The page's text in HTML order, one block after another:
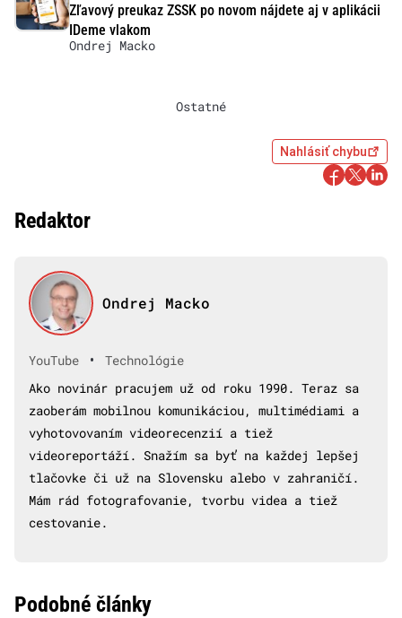
Zľavový preukaz ZSSK po novom nájdete aj v aplikácii
IDeme vlakom
Ondrej Macko
Ostatné
Nahlásiť chybu
Redaktor
Ondrej Macko
YouTube •
Technológie
Ako novinár pracujem už od roku 1990. Teraz sa
zaoberám mobilnou komunikáciou, multimédiami a
vyhotovovaním videorecenzií a tiež
videoreportáží. Snažím sa byť na každej lepšej
tlačovke či už na Slovensku alebo v zahraničí.
Mám rád fotografovanie, tvorbu videa a tiež
cestovanie.
Podobné články